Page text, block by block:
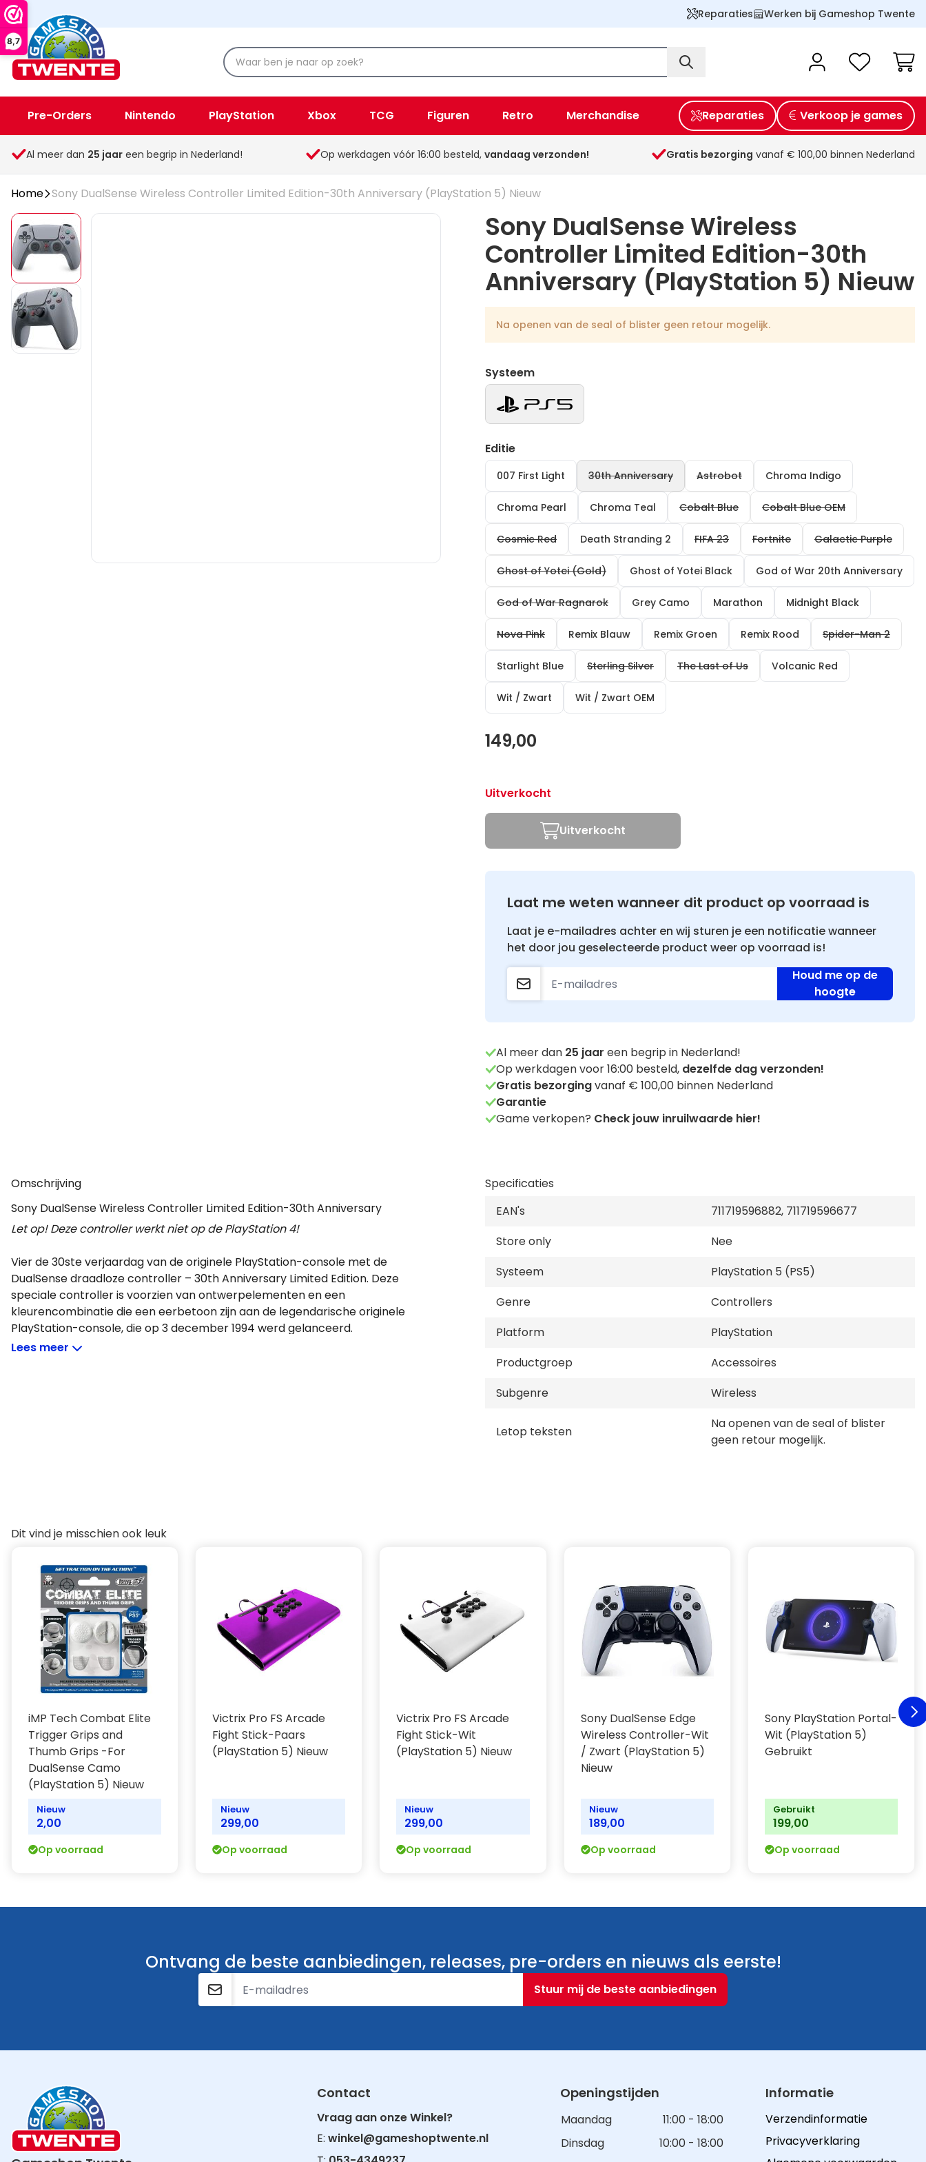
8,7
Reparaties Werken bij Gameshop Twente
Pre-Orders Nintendo PlayStation Xbox TCG Figuren Retro Merchandise
Spellen & Speelgoed Overige
Reparaties Verkoop je games
Al meer dan 25 jaar een begrip in Nederland! Op werkdagen vóór 16:00 besteld, vandaag verzonden! Gratis bezorging vanaf € 100,00 binnen Nederland
Home Sony DualSense Wireless Controller Limited Edition-30th Anniversary (PlayStation 5) Nieuw
Sony DualSense Wireless
Controller Limited Edition-30th
Anniversary (PlayStation 5) Nieuw
Na openen van de seal of blister geen retour mogelijk.
Systeem
Editie
007 First Light 30th Anniversary Astrobot Chroma Indigo
Chroma Pearl Chroma Teal Cobalt Blue Cobalt Blue OEM
Cosmic Red Death Stranding 2 FIFA 23 Fortnite Galactic Purple
Ghost of Yotei (Gold) Ghost of Yotei Black God of War 20th Anniversary
God of War Ragnarok Grey Camo Marathon Midnight Black
Nova Pink Remix Blauw Remix Groen Remix Rood Spider-Man 2
Starlight Blue Sterling Silver The Last of Us Volcanic Red
Wit / Zwart Wit / Zwart OEM
149,00
Uitverkocht
Uitverkocht
Laat me weten wanneer dit product op voorraad is
Laat je e-mailadres achter en wij sturen je een notificatie wanneer
het door jou geselecteerde product weer op voorraad is!
Houd me op de
hoogte
Al meer dan 25 jaar een begrip in Nederland!
Op werkdagen voor 16:00 besteld, dezelfde dag verzonden!
Gratis bezorgingvanaf € 100,00 binnen Nederland
Garantie
Game verkopen? Check jouw inruilwaarde hier!
Omschrijving
Sony DualSense Wireless Controller Limited Edition-30th Anniversary
Let op! Deze controller werkt niet op de PlayStation 4!
Vier de 30ste verjaardag van de originele PlayStation-console met de
DualSense draadloze controller – 30th Anniversary Limited Edition. Deze
speciale controller is voorzien van ontwerpelementen en een
kleurencombinatie die een eerbetoon zijn aan de legendarische originele
PlayStation-console, die op 3 december 1994 werd gelanceerd.
Ontdek een diepere, ongelooflijk meeslepende game-ervaring waarmee je de
Ervaar verschillende niveaus van kracht en spanning bij de interactie met je in-
game uitrusting en omgevingen. Van het terugtrekken van een steeds
fysiek verbonden met je acties op het scherm.
Vind je stem, deel je passie met de ingebouwde microfoon en
koptelefoonaansluiting
Chat online met vrienden via de ingebouwde microfoon - of door een headset
aan te sluiten op de 3,5mm-aansluiting. Met de speciale mute-knop kun je de
spraakopname eenvoudig in- en uitschakelen.
"Create" knop
Leg je meest epische gamemomenten vast en zend ze uit met de create-knop.
"create" spelers meer manieren om gaming content te produceren en hun
avonturen live uit te zenden naar de wereld.
Een game-icoon in je handen - handig comfort
Neem de controle over met een geëvolueerd, tweekleurig ontwerp dat een
iconische, intuïtieve lay-out combineert met verbeterde sticks en een
vernieuwde lichtbalk
Vertrouwde functies
De DualSense draadloze controller behoudt veel DUALSHOCK 4-functies, maar
keert terug voor een nieuwe generatie games
Geïntegreerde luidspreker
Breng intuïtieve bewegingsbesturing naar ondersteunde games met de
ingebouwde versnellingsmeter en gyroscoop.
Lees meer
Specificaties
EAN's
711719596882, 711719596677
Store only
Nee
Systeem
PlayStation 5 (PS5)
Genre
Controllers
Platform
PlayStation
Productgroep
Accessoires
Subgenre
Wireless
Letop teksten
Na openen van de seal of blister
geen retour mogelijk.
Dit vind je misschien ook leuk
iMP Tech Combat Elite
Trigger Grips and
Thumb Grips -For
DualSense Camo
(PlayStation 5) Nieuw
Nieuw
2,00
Op voorraad
Victrix Pro FS Arcade
Fight Stick-Paars
(PlayStation 5) Nieuw
Nieuw
299,00
Op voorraad
Victrix Pro FS Arcade
Fight Stick-Wit
(PlayStation 5) Nieuw
Nieuw
299,00
Op voorraad
Sony DualSense Edge
Wireless Controller-Wit
/ Zwart (PlayStation 5)
Nieuw
Nieuw
189,00
Op voorraad
Sony PlayStation Portal-
Wit (PlayStation 5)
Gebruikt
Gebruikt
199,00
Op voorraad
Ontvang de beste aanbiedingen, releases, pre-orders en nieuws als eerste!
E-mailadres
Stuur mij de beste aanbiedingen
Contact
Vraag aan onze Winkel?
E:winkel@gameshoptwente.nl
Openingstijden
Maandag
11:00 - 18:00
Dinsdag
10:00 - 18:00
Informatie
Verzendinformatie
Privacyverklaring